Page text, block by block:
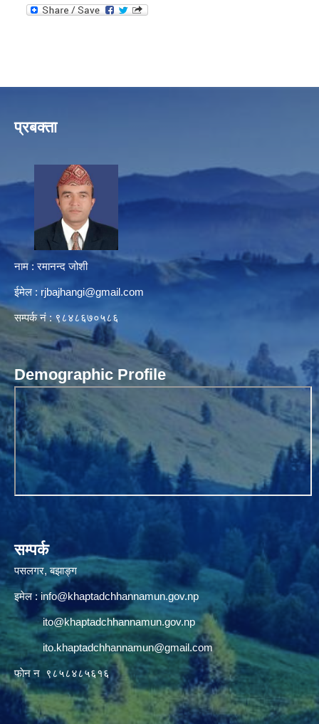
प्रबक्ता
नाम : रमानन्द जोशी
ईमेल : rjbajhangi@gmail.com
सम्पर्क नं : ९८४८६७०५८६
Demographic Profile
सम्पर्क
पसलगर, बझाङ्ग
इमेल : info@khaptadchhannamun.gov.np
ito@khaptadchhannamun.gov.np
ito.khaptadchhannamun@gmail.com
फाेन न‌‍‍ ९८५८४८५६१६